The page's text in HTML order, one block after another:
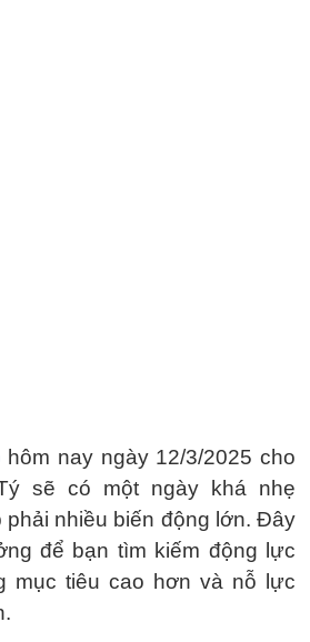
hôm nay ngày 12/3/2025 cho
sẽ có một ngày khá nhẹ
phải nhiều biến động lớn. Đây
để bạn tìm kiếm động lực
mục tiêu cao hơn và nỗ lực